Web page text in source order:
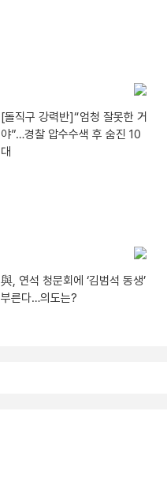
[돌직구 강력반]“엄청 잘못한 거
야”…경찰 압수수색 후 숨진 10
대
與, 연석 청문회에 ‘김범석 동생’
부른다…의도는?